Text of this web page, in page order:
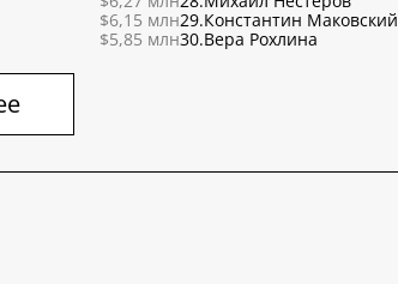
$6,15 млн
$5,85 млн
29.Константин Маковский
30.Вера Рохлина